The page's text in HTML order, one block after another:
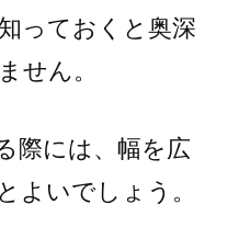
っておくと奥深
せん。
際には、幅を広
よいでしょう。